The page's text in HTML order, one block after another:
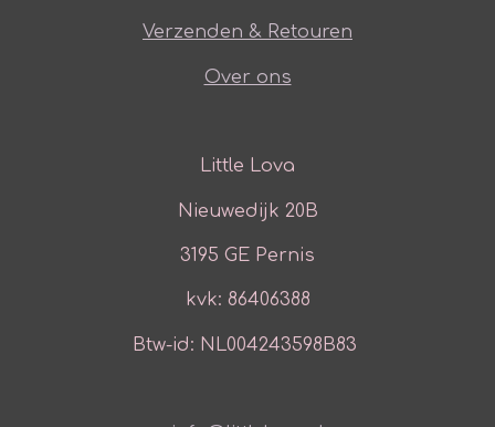
Verzenden & Retouren
Over ons
Little Lova
Nieuwedijk 20B
3195 GE Pernis
kvk: 86406388
Btw-id: NL004243598B83